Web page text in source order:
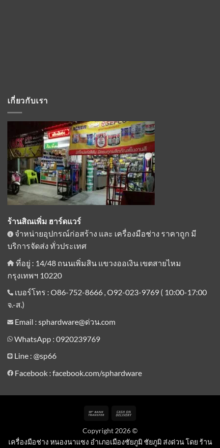
เกี่ยวกับเรา
ร้านสิณเพิ่ม ฮาร์ดแวร์
จำหน่ายอุปกรณ์ก่อสร้าง และ เครื่องมือช่าง ราคาถูก มี
บริการจัดส่ง ทั่วประเทศ
ที่อยู่ : 14/48 ถนนเพิ่มสิน แขวงออเงิน เขตสายไหม
กรุงเทพฯ 10220
เบอร์โทร : O86-752-8666 , O92-023-9769 ( 10:00-17:00
จ.-ส.)
Email : sphardware@ด่วน.com
WhatsApp : 0920239769
Line : @sp66
Facebook : facebook.com/sphardware
Bank
Delivery
Copyright 2026 ©
เครื่องมือช่าง หนองนาแซง อำเภอเมืองชัยภูมิ ชัยภูมิ ส่งด่วน โดย ร้าน